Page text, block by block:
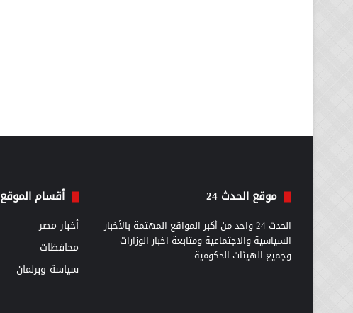
موقع الحدث 24
الحدث 24 واحد من أكبر المواقع المهتمة بالأخبار
السياسية والاجتماعية ومتابعة اخبار الوزارات
وجميع الهيئات الحكومية
أقسام الموقع
أخبار مصر
محافظات
سياسة وبرلمان